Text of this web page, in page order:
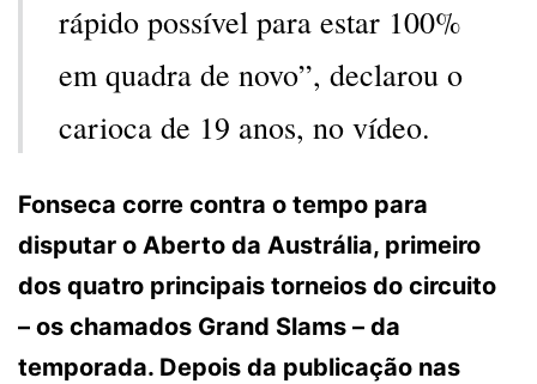
rápido possível para estar 100%
em quadra de novo”, declarou o
carioca de 19 anos, no vídeo.
Fonseca corre contra o tempo para
disputar o Aberto da Austrália, primeiro
dos quatro principais torneios do circuito
– os chamados Grand Slams – da
temporada. Depois da publicação nas